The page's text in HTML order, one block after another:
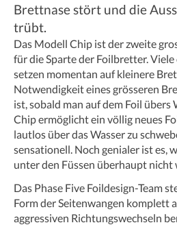
Brettnase stört und die
trübt.
Das Modell Chip ist der zweite
für die Sparte der Foilbretter.
setzen momentan auf kleinere
Notwendigkeit eines grösseren
ist, sobald man auf dem Foil übers
Chip ermöglicht ein völlig neues
lautlos über das Wasser zu
sensationell. Noch genialer ist es,
unter den Füssen überhaupt nicht
Das Phase Five Foildesign-Team
Form der Seitenwangen komplett
aggressiven Richtungswechseln